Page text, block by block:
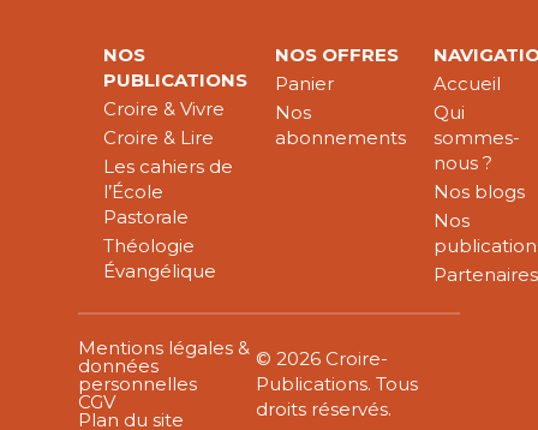
NOS
PUBLICATIONS
Croire & Vivre
Croire & Lire
Les cahiers de
l’École
Pastorale
Théologie
Évangélique
NOS OFFRES
Panier
Nos
abonnements
Accueil
Qui
sommes-
nous ?
Nos blogs
Nos
Partenaires
Mentions légales &
données
personnelles
CGV
Plan du site
© 2026 Croire-
Publications. Tous
droits réservés.